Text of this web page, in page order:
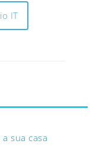
IT
sua casa